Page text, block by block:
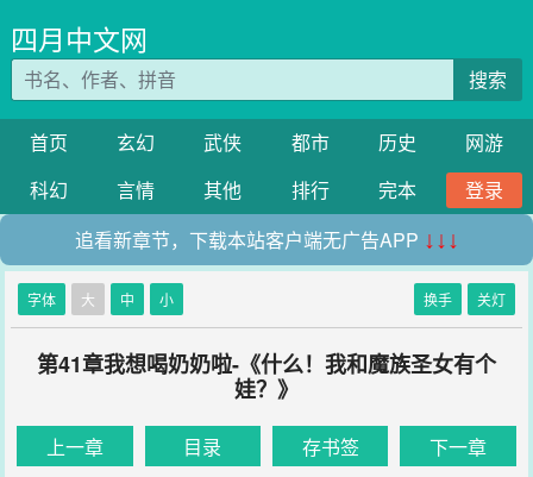
四月中文网
搜索
首页 玄幻 武侠 都市 历史
网游
科幻
言情 其他 排行 完本
登录
追看新章节，下载本站客户端无广告APP ↓↓↓
字体 大 中 小 换手 关灯
第41章我想喝奶奶啦-《什么！我和魔族圣女有个
娃？》
上一章 目录 存书签 下一章